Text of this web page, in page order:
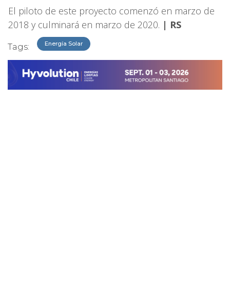
El piloto de este proyecto comenzó en marzo de
2018 y culminará en marzo de 2020. | RS
Tags: Energía Solar